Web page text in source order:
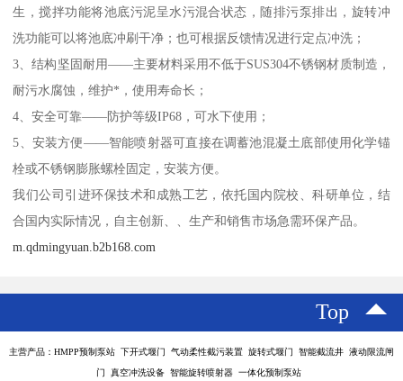
生，搅拌功能将池底污泥呈水污混合状态，随排污泵排出，旋转冲
洗功能可以将池底冲刷干净；也可根据反馈情况进行定点冲洗；
3、结构坚固耐用——主要材料采用不低于SUS304不锈钢材质制造，
耐污水腐蚀，维护*，使用寿命长；
4、安全可靠——防护等级IP68，可水下使用；
5、安装方便——智能喷射器可直接在调蓄池混凝土底部使用化学锚
栓或不锈钢膨胀螺栓固定，安装方便。
我们公司引进环保技术和成熟工艺，依托国内院校、科研单位，结
合国内实际情况，自主创新、、生产和销售市场急需环保产品。
m.qdmingyuan.b2b168.com
Top
主营产品：HMPP预制泵站 下开式堰门 气动柔性截污装置 旋转式堰门 智能截流井 液动限流闸
门 真空冲洗设备 智能旋转喷射器 一体化预制泵站